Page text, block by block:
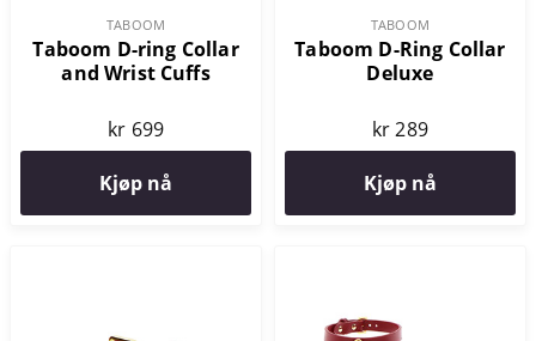
TABOOM
Taboom D-ring Collar
and Wrist Cuffs
kr 699
Kjøp nå
TABOOM
Taboom D-Ring Collar
Deluxe
kr 289
Kjøp nå